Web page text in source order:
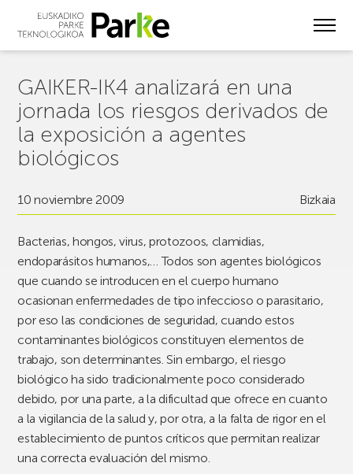
GAIKER-IK4 analizará en una
jornada los riesgos derivados de
la exposición a agentes
biológicos
10 noviembre 2009 Bizkaia
Bacterias, hongos, virus, protozoos, clamidias,
endoparásitos humanos,… Todos son agentes biológicos
que cuando se introducen en el cuerpo humano
ocasionan enfermedades de tipo infeccioso o parasitario,
por eso las condiciones de seguridad, cuando estos
contaminantes biológicos constituyen elementos de
trabajo, son determinantes. Sin embargo, el riesgo
biológico ha sido tradicionalmente poco considerado
debido, por una parte, a la dificultad que ofrece en cuanto
a la vigilancia de la salud y, por otra, a la falta de rigor en el
establecimiento de puntos críticos que permitan realizar
una correcta evaluación del mismo.